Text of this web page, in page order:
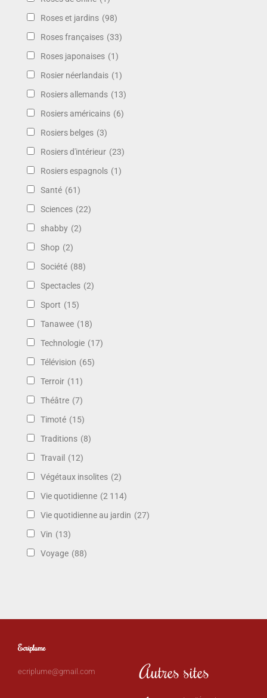
Roses et jardins (98)
Roses françaises (33)
Roses japonaises (1)
Rosier néerlandais (1)
Rosiers allemands (13)
Rosiers américains (6)
Rosiers belges (3)
Rosiers d'intérieur (23)
Rosiers espagnols (1)
Santé (61)
Sciences (22)
shabby (2)
Shop (2)
Société (88)
Spectacles (2)
Sport (15)
Tanawee (18)
Technologie (17)
Télévision (65)
Terroir (11)
Théâtre (7)
Timoté (15)
Traditions (8)
Travail (12)
Végétaux insolites (2)
Vie quotidienne (2 114)
Vie quotidienne au jardin (27)
Vin (13)
Voyage (88)
Ecriplume
ecriplume@gmail.com Autres sites